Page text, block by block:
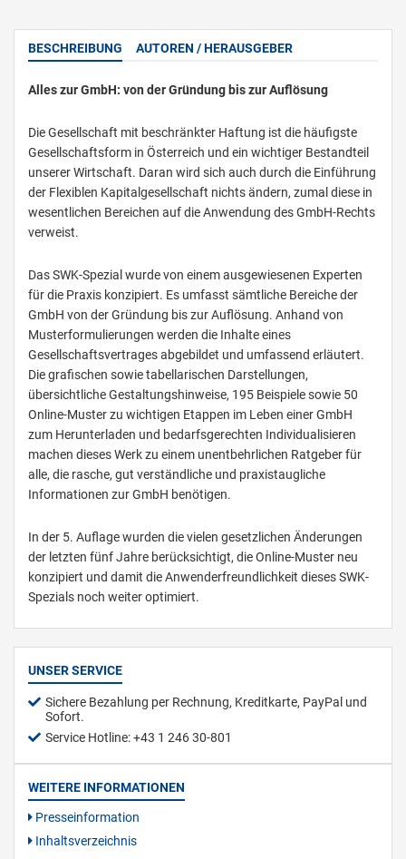
BESCHREIBUNG AUTOREN / HERAUSGEBER
Alles zur GmbH: von der Gründung bis zur Auflösung
Die Gesellschaft mit beschränkter Haftung ist die häufigste
Gesellschaftsform in Österreich und ein wichtiger Bestandteil
unserer Wirtschaft. Daran wird sich auch durch die Einführung
der Flexiblen Kapitalgesellschaft nichts ändern, zumal diese in
wesentlichen Bereichen auf die Anwendung des GmbH-Rechts
verweist.
Das SWK-Spezial wurde von einem ausgewiesenen Experten
für die Praxis konzipiert. Es umfasst sämtliche Bereiche der
GmbH von der Gründung bis zur Auflösung. Anhand von
Musterformulierungen werden die Inhalte eines
Gesellschaftsvertrages abgebildet und umfassend erläutert.
Die grafischen sowie tabellarischen Darstellungen,
übersichtliche Gestaltungshinweise, 195 Beispiele sowie 50
Online-Muster zu wichtigen Etappen im Leben einer GmbH
zum Herunterladen und bedarfsgerechten Individualisieren
machen dieses Werk zu einem unentbehrlichen Ratgeber für
alle, die rasche, gut verständliche und praxistaugliche
Informationen zur GmbH benötigen.
In der 5. Auflage wurden die vielen gesetzlichen Änderungen
der letzten fünf Jahre berücksichtigt, die Online-Muster neu
konzipiert und damit die Anwenderfreundlichkeit dieses SWK-
Spezials noch weiter optimiert.
UNSER SERVICE
Sichere Bezahlung per Rechnung, Kreditkarte, PayPal und
Sofort.
Service Hotline: +43 1 246 30-801
WEITERE INFORMATIONEN
Presseinformation
Inhaltsverzeichnis